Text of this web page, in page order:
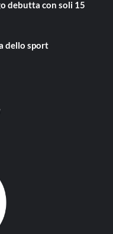
debutta con soli 15
dello sport